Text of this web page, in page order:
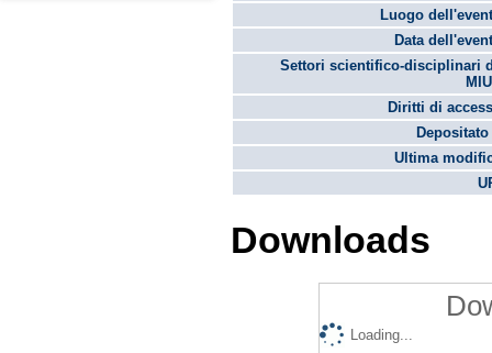
Luogo
Data
Settori scientifico-disciplinari
Diritti di
Ultima
Downloads
Loading...